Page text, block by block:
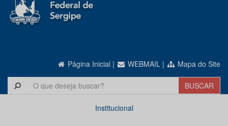
Página Inicial | WEBMAIL | Mapa do Site
Institucional